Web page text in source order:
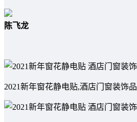
陈飞龙
2021新年窗花静电贴,酒店门窗装饰品